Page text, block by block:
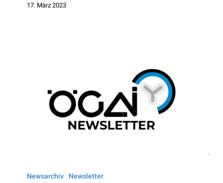
17. März 2023
Newsletter
Newsarchiv Newsletter